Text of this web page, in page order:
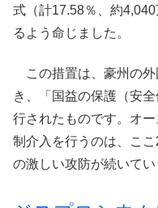
式（計17.58％、約
るよう命じました。
この措置は、豪州の外
き、「国益の保護（安
行されたものです。オ
制介入を行うのは、こ
の激しい攻防が続いてい